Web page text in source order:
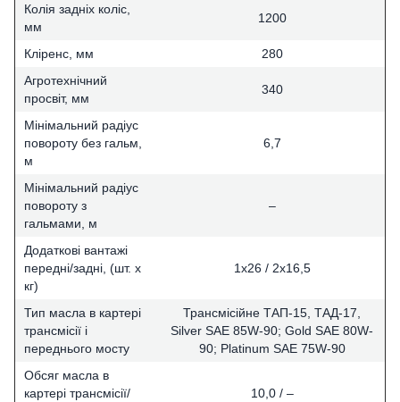
Колія задніх коліс,
мм
1200
Кліренс, мм
280
Агротехнічний
просвіт, мм
340
Мінімальний радіус
повороту без гальм,
м
6,7
Мінімальний радіус
повороту з
гальмами, м
–
Додаткові вантажі
передні/задні, (шт. х
кг)
1х26 / 2х16,5
Тип масла в картері
трансмісії і
переднього мосту
Трансмісійне ТАП-15, ТАД-17,
Silver SAE 85W-90; Gold SAE 80W-
90; Platinum SAE 75W-90
Обсяг масла в
картері трансмісії/
10,0 / –